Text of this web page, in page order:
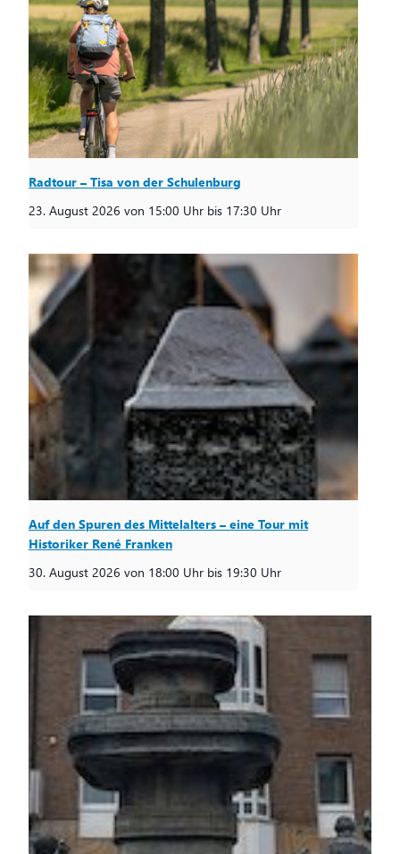
Radtour – Tisa von der Schulenburg
23. August 2026 von 15:00 Uhr bis 17:30 Uhr
Auf den Spuren des Mittelalters – eine Tour mit
Historiker René Franken
30. August 2026 von 18:00 Uhr bis 19:30 Uhr